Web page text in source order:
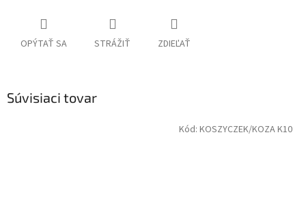
OPÝTAŤ SA STRÁŽIŤ ZDIEĽAŤ
Súvisiaci tovar
Kód: KOSZYCZEK/KOZA K10